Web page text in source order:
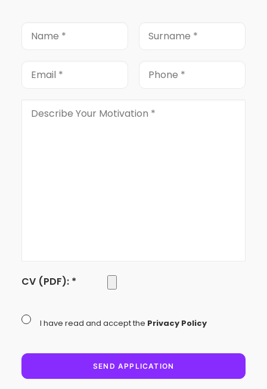
CV (PDF): *
I have read and accept the Privacy Policy